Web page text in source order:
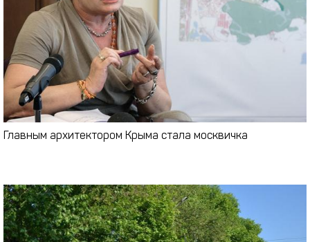
Главным архитектором Крыма стала москвичка